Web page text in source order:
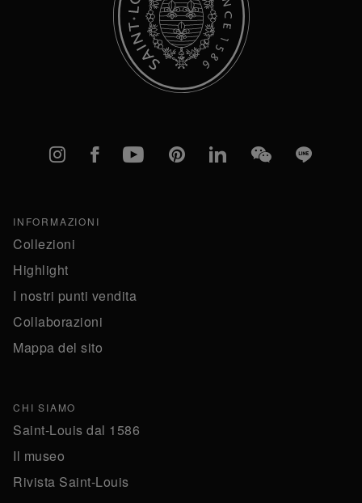
Instagram
FacebookYouTubePinterestlinkedInWeChatLine
INFORMAZIONI
Collezioni
Highlight
I nostri punti vendita
Collaborazioni
Mappa del sito
CHI SIAMO
Saint-Louis dal 1586
Il museo
Rivista Saint-Louis